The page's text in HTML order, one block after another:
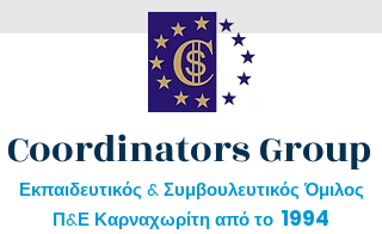
Coordinators Group
Εκπαιδευτικός & Συμβουλευτικός Όμιλος
Π&Ε Καρναχωρίτη από το 1994